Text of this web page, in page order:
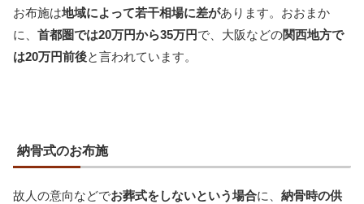
お布施は地域によって若干相場に差があります。おおまか
に、 首都圏では20万円から35万円で、大阪などの関西地方で
は20万円前後と言われています。
納骨式のお布施
故人の意向などでお葬式をしないという場合に、 納骨時の供